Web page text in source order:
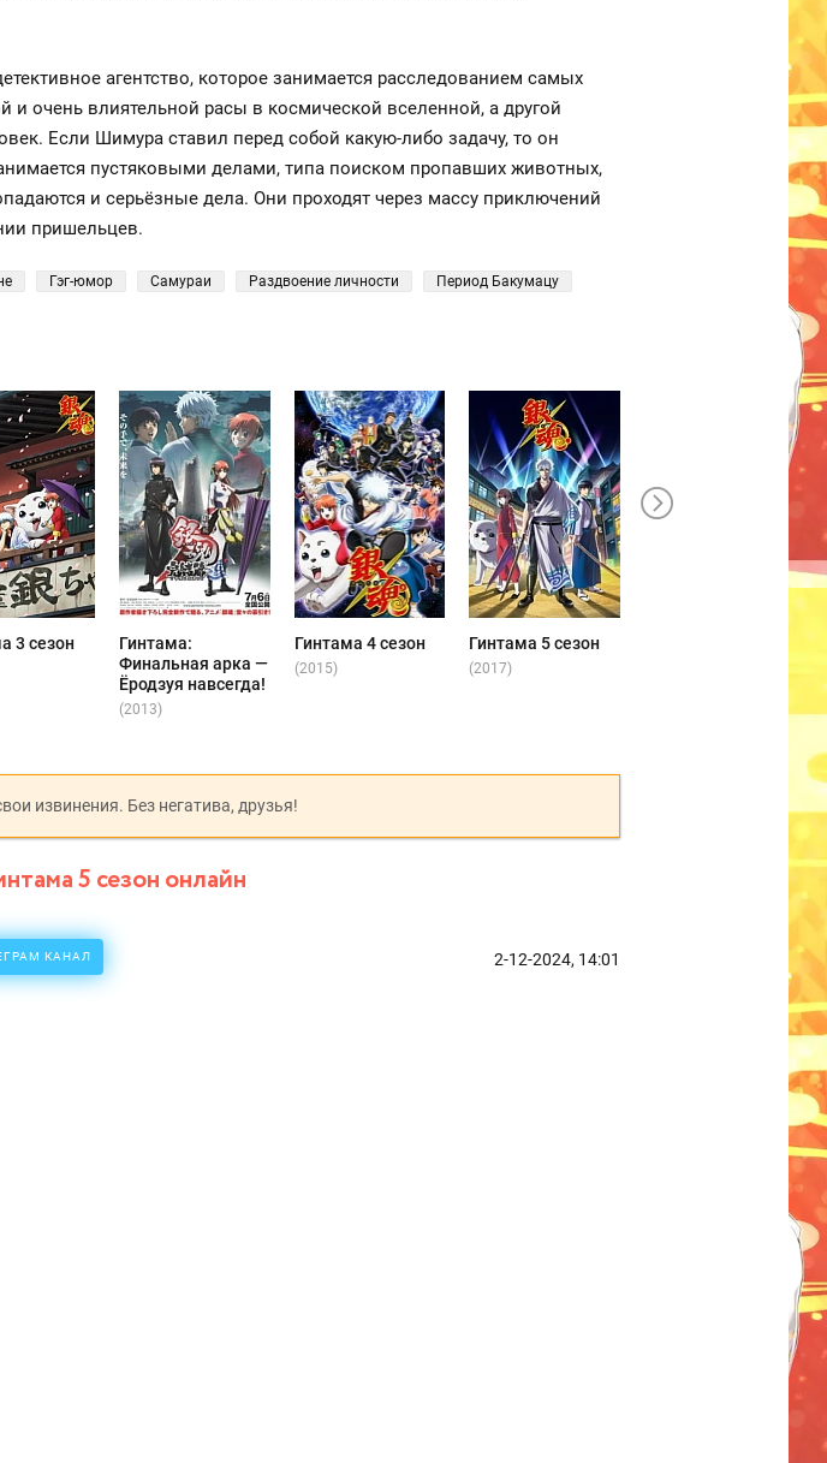
агентство, которое занимается расследованием самых
и очень влиятельной расы в космической вселенной, а другой
Если Шимура ставил перед собой какую-либо задачу, то он
пустяковыми делами, типа поиском пропавших животных,
и серьёзные дела. Они проходят через массу приключений
пришельцев.
Гэг-юмор Самураи Раздвоение личности Период Бакумацу
3 сезон
Гинтама:
Финальная арка —
Ёродзуя навсегда!
(2013)
Гинтама 4 сезон
(2015)
Гинтама 5 сезон
(2017)
извинения. Без негатива, друзья!
5 сезон онлайн
2-12-2024, 14:01
КАНАЛ